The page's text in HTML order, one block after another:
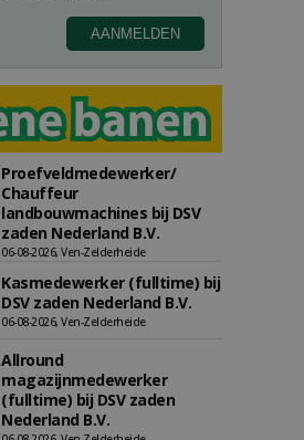
Proefveldmedewerker/
Chauffeur
landbouwmachines bij DSV
zaden Nederland B.V.
06-08-2026, Ven-Zelderheide
Kasmedewerker (fulltime) bij
DSV zaden Nederland B.V.
06-08-2026, Ven-Zelderheide
Allround
magazijnmedewerker
(fulltime) bij DSV zaden
Nederland B.V.